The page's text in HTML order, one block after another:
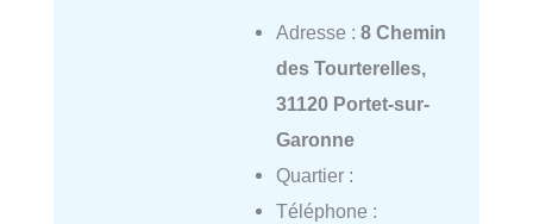
Adresse : 8 Chemin
des Tourterelles,
31120 Portet-sur-
Garonne
Quartier :
Téléphone :